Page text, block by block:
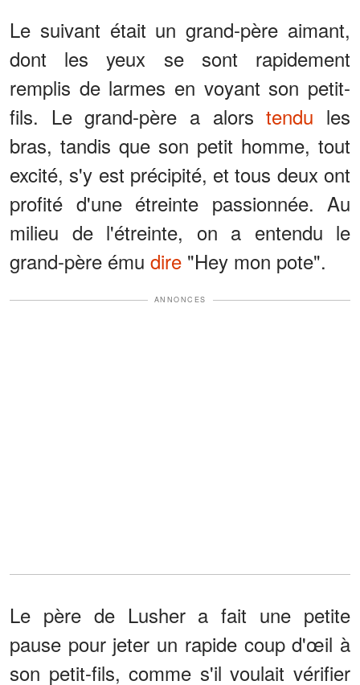
Le suivant était un grand-père aimant,
dont les yeux se sont rapidement
remplis de larmes en voyant son petit-
fils. Le grand-père a alorstendu les
bras, tandis que son petit homme, tout
excité, s'y est précipité, et tous deux ont
profité d'une étreinte passionnée. Au
milieu de l'étreinte, on a entendu le
grand-père ému dire "Hey mon pote".
ANNONCES
Le père de Lusher a fait une petite
pause pour jeter un rapide coup d'œil à
son petit-fils, comme s'il voulait vérifier